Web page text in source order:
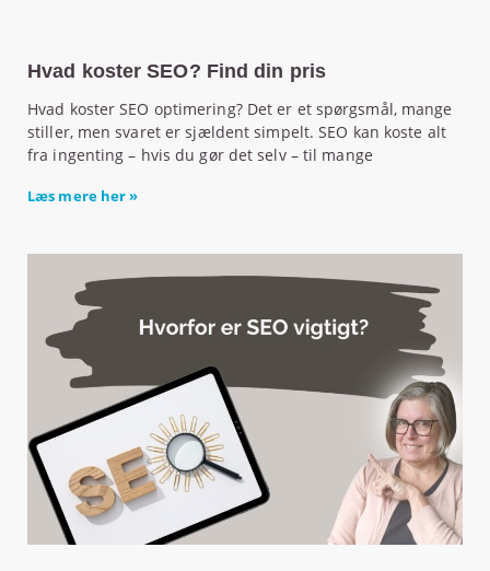
Hvad koster SEO? Find din pris
Hvad koster SEO optimering? Det er et spørgsmål, mange
stiller, men svaret er sjældent simpelt. SEO kan koste alt
fra ingenting – hvis du gør det selv – til mange
Læs mere her »